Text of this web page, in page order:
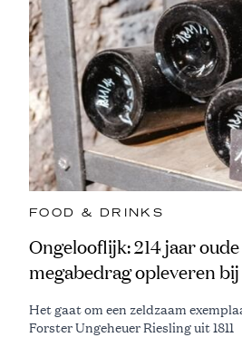
FOOD & DRINKS
Ongelooflijk: 214 jaar
megabedrag opleveren
Het gaat om een zeldzaam
Forster Ungeheuer Riesling uit 1811